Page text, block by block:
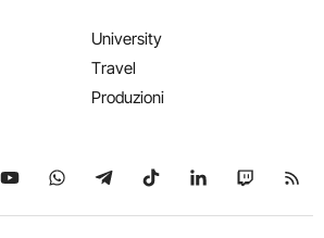
University
Travel
Produzioni
su X
Seguici su YouTube
Seguici su WhatsApp
Seguici su Telegram
Seguici su TikTok
Seguici su
Seguici